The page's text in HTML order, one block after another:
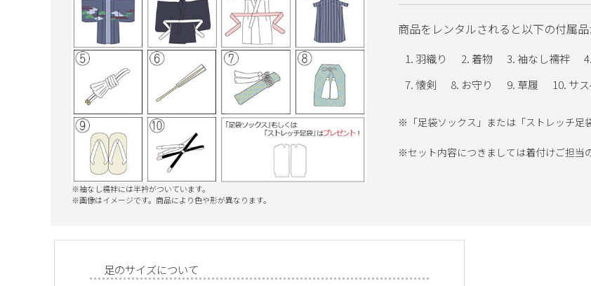
※袖なし襦袢には半衿がついています。
※画像はイメージです。商品により色や形が異なります。
商品をレンタルされると以下の付属品
羽織り 着物 袖なし襦袢
懐剣
お守り 草履 サ
※「足袋ソックス」または「ストレッチ足
※セット内容につきましては着付けご担当
足のサイズについて